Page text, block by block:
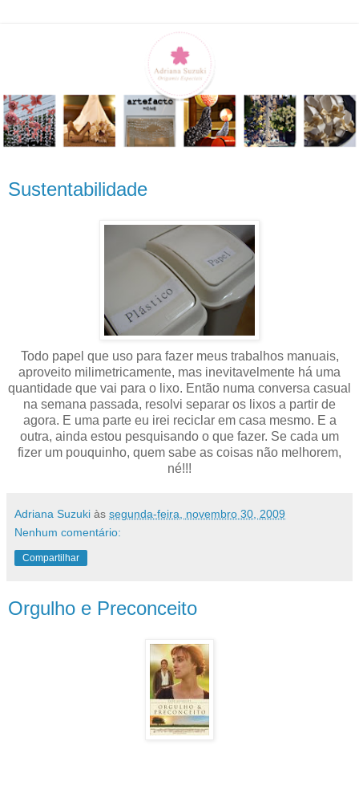
Sustentabilidade
Todo papel que uso para fazer meus trabalhos manuais,
aproveito milimetricamente, mas inevitavelmente há uma
quantidade que vai para o lixo. Então numa conversa casual
na semana passada, resolvi separar os lixos a partir de
agora. E uma parte eu irei reciclar em casa mesmo. E a
outra, ainda estou pesquisando o que fazer. Se cada um
fizer um pouquinho, quem sabe as coisas não melhorem,
né!!!
Adriana Suzuki às segunda-feira, novembro 30, 2009
Nenhum comentário:
Compartilhar
Orgulho e Preconceito